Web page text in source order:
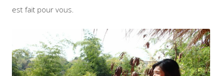
est fait pour vous.